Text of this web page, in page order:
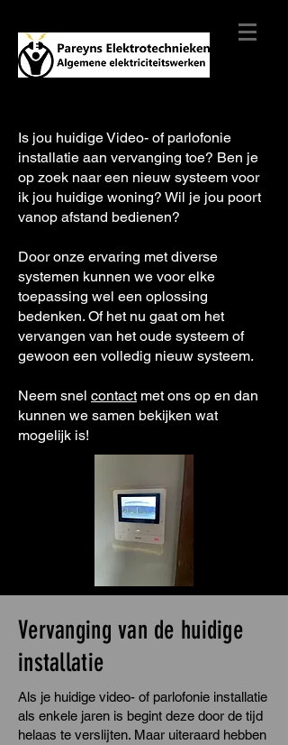
Is jou huidige Video- of parlofonie
installatie aan vervanging toe? Ben je
op zoek naar een nieuw systeem voor
ik jou huidige woning? Wil je jou poort
vanop afstand bedienen?
Door onze ervaring met diverse
systemen kunnen we voor elke
toepassing wel een oplossing
bedenken. Of het nu gaat om het
vervangen van het oude systeem of
gewoon een volledig nieuw systeem.
Neem snel contactmet ons op en dan
kunnen we samen bekijken wat
mogelijk is!
Vervanging van de huidige
installatie
Als je huidige video- of parlofonie installatie
als enkele jaren is begint deze door de tijd
helaas te verslijten. Maar uiteraard hebben